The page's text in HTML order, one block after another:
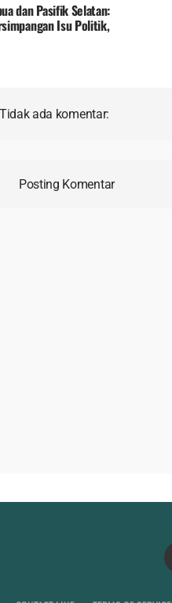
dan Pasifik Selatan:
Isu Politik,
dan Diplomasi
Tidak ada komentar:
Posting Komentar